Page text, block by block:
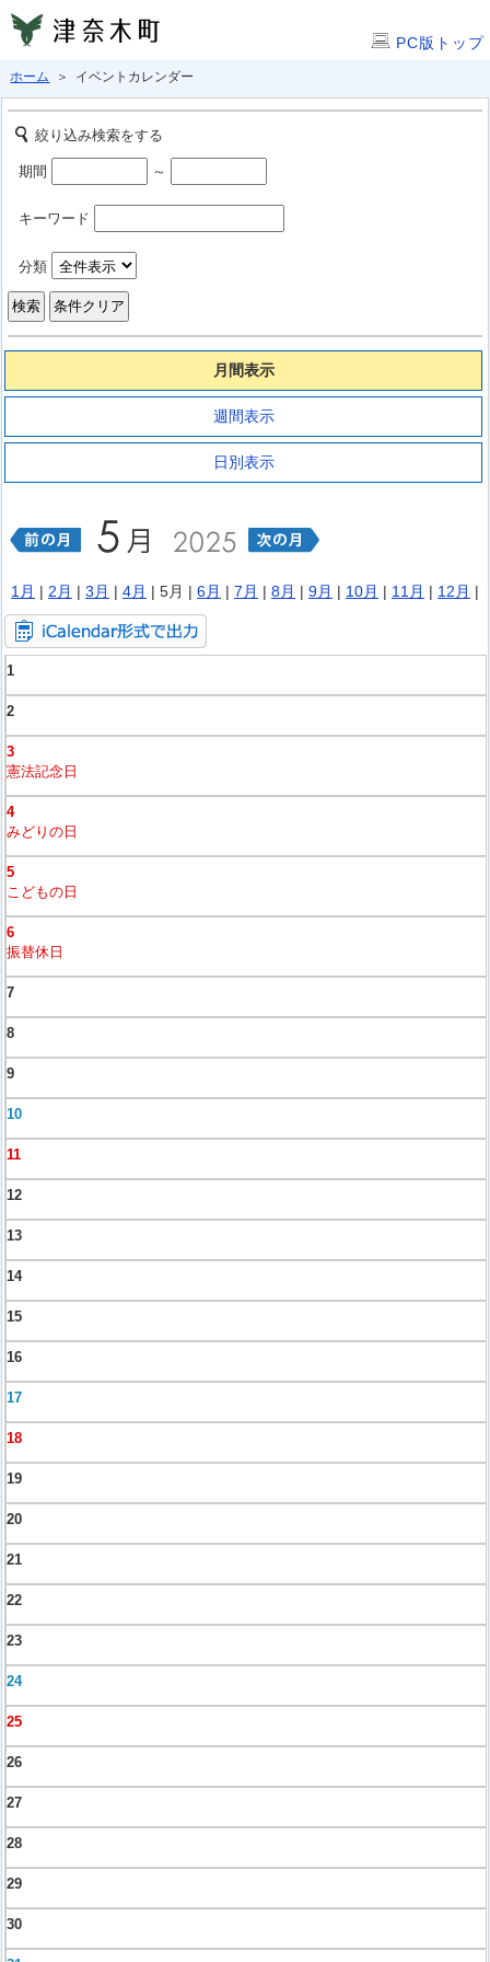
PC版トップ
ホーム ＞ イベントカレンダー
絞り込み検索をする
期間 ～
キーワード
分類
月間表示
週間表示
日別表示
1月 | 2月 | 3月 | 4月 | 5月 | 6月 | 7月 | 8月 | 9月 | 10月 | 11月 | 12月 |
1
2
3
憲法記念日
4
みどりの日
5
こどもの日
6
振替休日
7
8
9
10
11
12
13
14
15
16
17
18
19
20
21
22
23
24
25
26
27
28
29
30